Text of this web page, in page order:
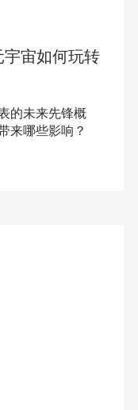
宙如何玩转
的未来先锋概
来哪些影响？